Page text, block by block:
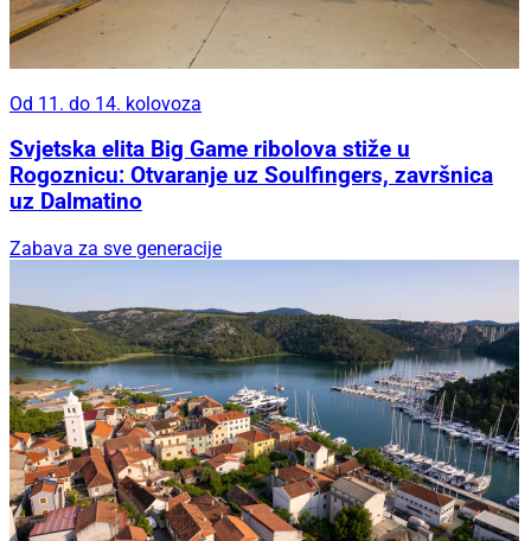
Od 11. do 14. kolovoza
Svjetska elita Big Game ribolova stiže u
Rogoznicu: Otvaranje uz Soulfingers, završnica
uz Dalmatino
Zabava za sve generacije